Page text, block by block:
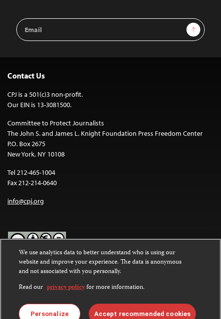
Email
Address
Sign Up
Contact Us
CPJ is a 501(c)3 non-profit.
Our EIN is 13-3081500.
Committee to Protect Journalists
The John S. and James L. Knight Foundation Press Freedom Center
P.O. Box 2675
New York, NY 10108
Tel 212-465-1004
Fax 212-214-0640
info@cpj.org
Except where noted, text on this website is licensed under a
Commons Attribution-NonCommercial-NoDerivatives 4.0
International License.
Images and other media are not covered by the Creative Commons
license. For more information about permissions, see ourFAQs
We use analytics data to better understand who is using our
website and improve your experience. The data is anonymous
and not associated with you personally.
Read our privacy policyfor more information.
Personalize Accept recommended cookies